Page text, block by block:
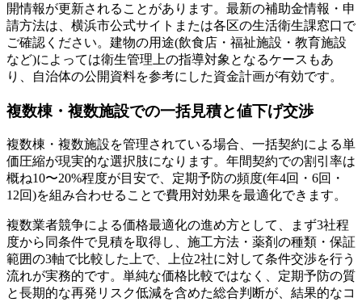
開情報が更新されることがあります。最新の補助金情報・申
請方法は、横浜市公式サイトまたは各区の生活衛生課窓口で
ご確認ください。建物の用途(飲食店・福祉施設・教育施設
など)によっては衛生管理上の指導対象となるケースもあ
り、自治体の公開資料を参考にした資金計画が有効です。
複数棟・複数施設での一括見積と値下げ交渉
複数棟・複数施設を管理されている場合、一括契約による単
価圧縮が現実的な選択肢になります。年間契約での割引率は
概ね10〜20%程度が目安で、定期予防の頻度(年4回・6回・
12回)を組み合わせることで費用対効果を最適化できます。
複数業者競争による価格最適化の進め方として、まず3社程
度から同条件で見積を取得し、施工方法・薬剤の種類・保証
範囲の3軸で比較した上で、上位2社に対して条件交渉を行う
流れが実務的です。単純な価格比較ではなく、定期予防の質
と長期的な再発リスク低減を含めた総合判断が、結果的なコ